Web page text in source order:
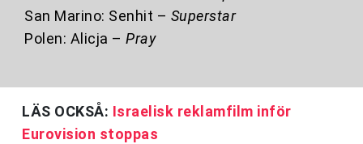
San Marino: Senhit – Superstar
Polen: Alicja – Pray
LÄS OCKSÅ: Israelisk reklamfilm inför
Eurovision stoppas